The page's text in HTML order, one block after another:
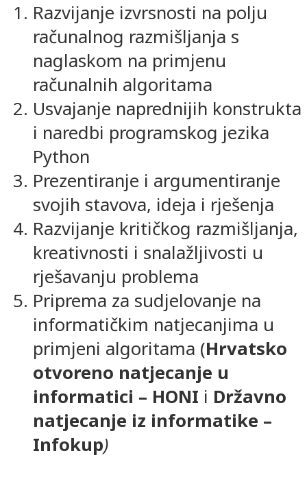
Razvijanje izvrsnosti na polju
računalnog razmišljanja s
naglaskom na primjenu
računalnih algoritama
Usvajanje naprednijih konstrukta
i naredbi programskog jezika
Python
Prezentiranje i argumentiranje
svojih stavova, ideja i rješenja
Razvijanje kritičkog razmišljanja,
kreativnosti i snalažljivosti u
rješavanju problema
Priprema za sudjelovanje na
informatičkim natjecanjima u
primjeni algoritama (Hrvatsko
otvoreno natjecanje u
informatici – HONI i Državno
natjecanje iz informatike –
Infokup)